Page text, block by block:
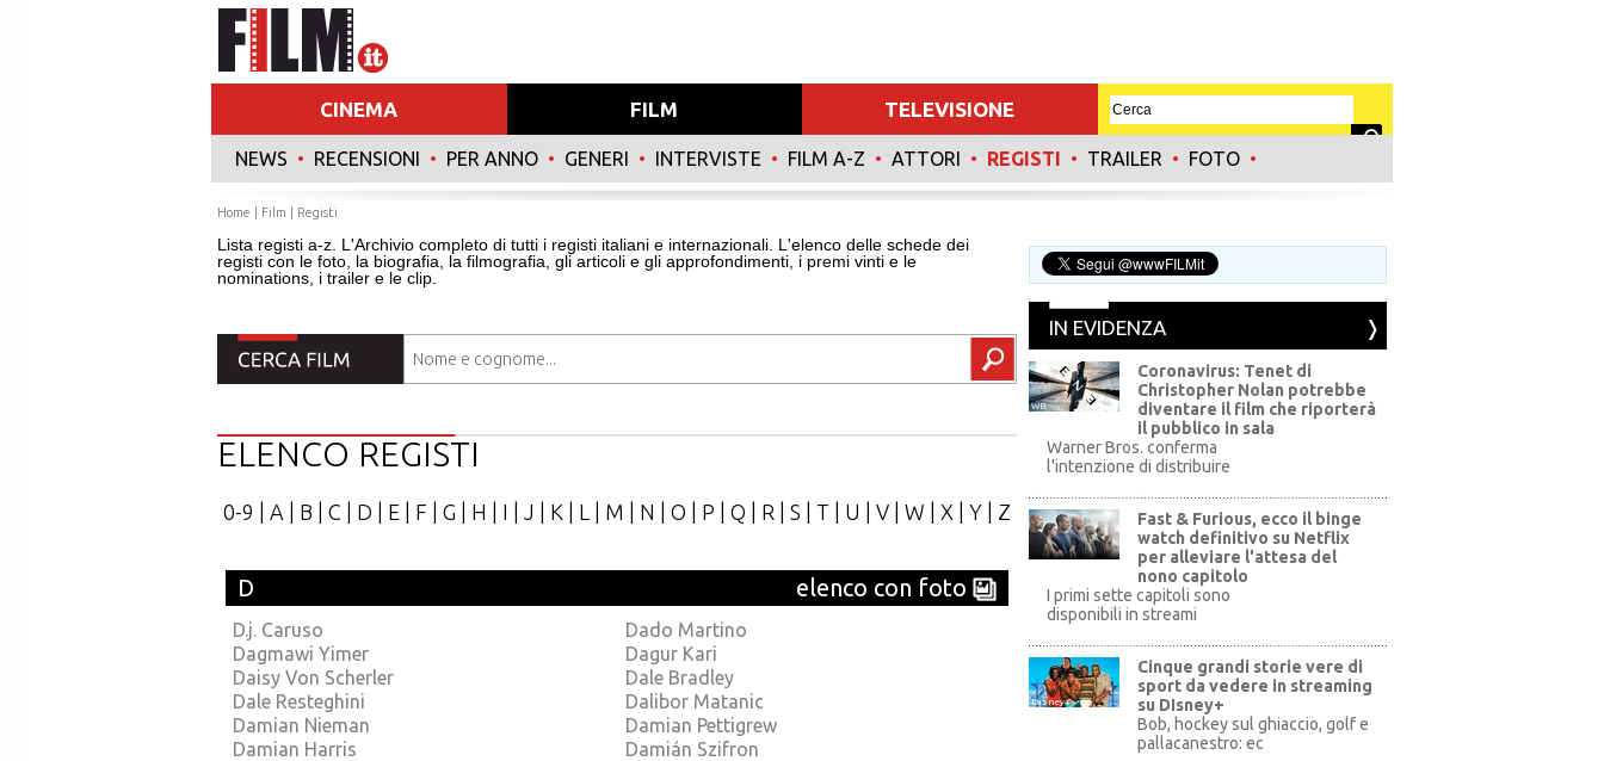
CINEMA FILM TELEVISIONE
NEWS • RECENSIONI • PER ANNO • GENERI • INTERVISTE • FILM A-Z • ATTORI • REGISTI • TRAILER • FOTO •
Home Film Registi
Lista registi a-z. L'Archivio completo di tutti i registi italiani e internazionali. L'elenco delle schede dei
registi con le foto, la biografia, la filmografia, gli articoli e gli approfondimenti, i premi vinti e le
nominations, i trailer e le clip.
ELENCO REGISTI
0-9 A B C D E F G H I J K L M N O P Q R S T U V W X Y Z
D elenco con foto
D.j. Caruso
Dado Martino
Dagmawi Yimer
Dagur Kari
Daisy Von Scherler
Dale Bradley
Dale Resteghini
Dalibor Matanic
Damian Nieman
Damian Pettigrew
Damian Harris
Damián Szifron
IN EVIDENZA
WB
Coronavirus: Tenet di
Christopher Nolan potrebbe
diventare il film che riporterà
il pubblico in sala
Warner Bros. conferma
l'intenzione di distribuire
Fast & Furious, ecco il binge
watch definitivo su Netflix
per alleviare l'attesa del
nono capitolo
I primi sette capitoli sono
disponibili in streami
Disney+
Cinque grandi storie vere di
sport da vedere in streaming
su DIsney+
Bob, hockey sul ghiaccio, golf e
pallacanestro: ec